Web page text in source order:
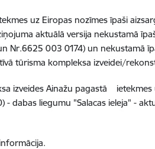
uz Eiropas nozīmes īpaši
aktuālā versija nekustamā
Nr.6625 003 0174) un nekustamā
tūrisma kompleksa izveidei/
izveides Ainažu pagastā ietekmes
- dabas liegumu "Salacas ieleja" -